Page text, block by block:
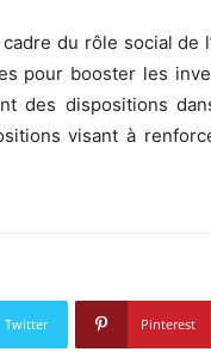
du rôle social de
pour booster les
des dispositions
visant à
Twitter Pinterest